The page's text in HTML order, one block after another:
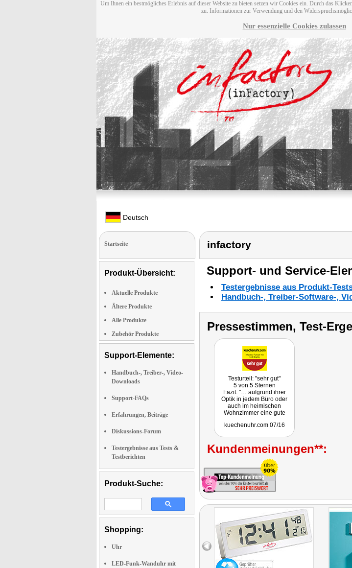
Um Ihnen ein bestmögliches Erlebnis auf dieser Website zu bieten setzen wir Cookies ein. Durch das
zu. Informationen zur Verwendung und den
Nur essenzielle Cookies zulassen
Deutsch
Startseite
Produkt-Übersicht:
Aktuelle Produkte
Ältere Produkte
Alle Produkte
Zubehör Produkte
Support-Elemente:
Handbuch-, Treiber-, Video-
Downloads
Support-FAQs
Erfahrungen, Beiträge
Diskussions-Forum
Testergebnisse aus Tests &
Testberichten
Produkt-Suche:
Shopping:
Uhr
LED-Funk-Wanduhr mit
infactory
Support- und Service-
Testergebnisse aus Produkt-
Handbuch-, Treiber-Software-,
Pressestimmen, Test-
Testurteil: "sehr gut"
5 von 5 Sternen
Fazit: "… aufgrund ihrer
Optik in jedem Büro oder
auch im heimischen
Wohnzimmer eine gute
daher ihren Kauf wärmstens
kuechenuhr.com 07/16
Kundenmeinungen**: